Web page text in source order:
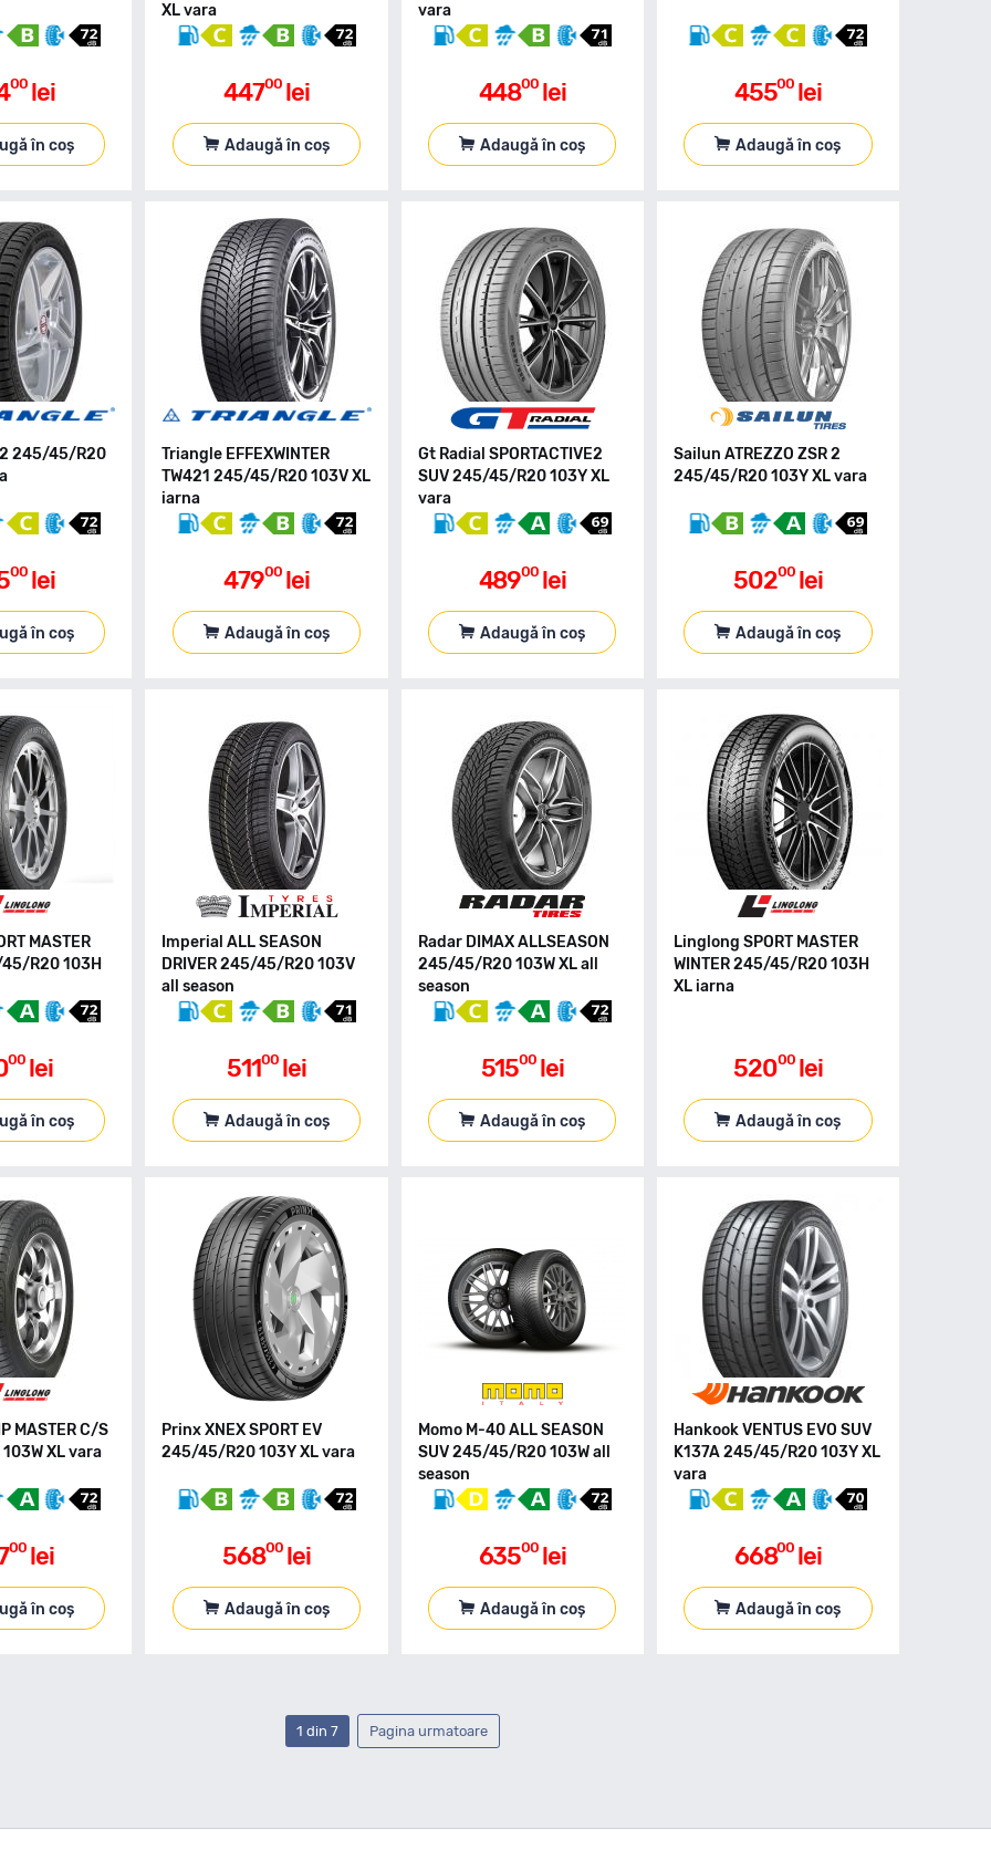
00 lei
în coș
XL vara
44700 lei
Adaugă în coș
vara
44800 lei
Adaugă în coș
45500 lei
Adaugă în coș
245/45/R20
00 lei
în coș
Triangle EFFEXWINTER
TW421 245/45/R20 103V XL
iarna
47900 lei
Adaugă în coș
Gt Radial SPORTACTIVE2
SUV 245/45/R20 103Y XL
vara
48900 lei
Adaugă în coș
Sailun ATREZZO ZSR 2
245/45/R20 103Y XL vara
50200 lei
Adaugă în coș
MASTER
45/R20 103H
00 lei
în coș
Imperial ALL SEASON
DRIVER 245/45/R20 103V
all season
51100 lei
Adaugă în coș
Radar DIMAX ALLSEASON
245/45/R20 103W XL all
season
51500 lei
Adaugă în coș
Linglong SPORT MASTER
WINTER 245/45/R20 103H
XL iarna
52000 lei
Adaugă în coș
MASTER C/S
XL vara
00 lei
în coș
Prinx XNEX SPORT EV
245/45/R20 103Y XL vara
56800 lei
Adaugă în coș
Momo M-40 ALL SEASON
SUV 245/45/R20 103W all
season
63500 lei
Adaugă în coș
Hankook VENTUS EVO SUV
K137A 245/45/R20 103Y XL
vara
66800 lei
Adaugă în coș
1 din 7 Pagina urmatoare